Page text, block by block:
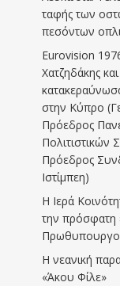
ταφής των
πεσόντων
Eurovision
Χατζηδάκης
στην Κύπρο
Πρόεδρος
Πρόεδρος
Ιστίμπεη)
Η Ιερά
την πρόσφατη
Η νεανική
«Άκου Φίλε»